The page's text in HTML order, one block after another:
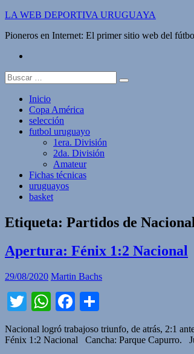
Saltar
contenido
LA WEB DEPORTIVA URUGUAYA
Pioneros en Internet: El primer sitio web del
Buscar:
Inicio
Copa América
selección
futbol uruguayo
1era. División
2da. División
Amateur
Fichas técnicas
uruguayos
basket
Etiqueta: Partidos de Nacional
Apertura: Fénix 1:2 Nacional
29/08/2020 Martin Bachs
TwitterWhatsApp
Facebook
Nacional logró trabajoso triunfo, de atrás, 2:1
Fénix 1:2 Nacional Cancha: Parque Capurro.